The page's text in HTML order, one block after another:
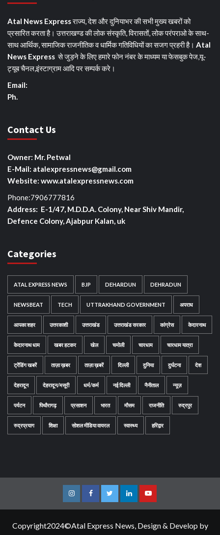
Atal News Expressराज्य, देश और दुनियाभर की सभी मुख्य खबरों को
प्रसारित करता है। उत्तराखण्ड की लोक संस्कृति, विरासतों, लोक परंपराओ के साथ-
साथ आर्थिक, सामाजिक राजनीतिक व धार्मिक गतिविधियों का सजग प्रहरी है। Atal
News Express से जुड़ने के लिए हमारे फोन नंबर के माध्यम या फेसबुक पेज,यू-
ट्यूब चैनल,इंस्टाग्राम आदि पर सम्पर्क करे।
Email:
Ph.
Contact Us
Owner: Mr. Petwal
E-Mail: atalexpressnews@gmail.com
Website: www.atalexpressnews.com
Phone:7906777816
Address: E-1/47, M.D.D.A. Colony, Near Shiv Mandir,
Defence Colony, Ajabpur Kalan, uk
Categories
ATAL EXPRESS NEWS BJP DEHARDUN DEHRADUN
NEWSBEAT TECH UTTRAKHAND GOVERNMENT अपराध
आपका शहर उत्तरकाशी उत्तराखंड उत्तराखंड सरकार कांग्रेस केदारनाथ
केदारनाथ धाम खबर हटकर खेल चमोली चारधाम चारधाम यात्रा
ट्रेंडिंग खबरें ताज़ा ख़बर ताज़ा ख़बरें दिल्ली दुनिया दुर्घटना देश
देहरादून देहरादून/मसूरी धर्म/कर्म नई दिल्ली नैनीताल न्यूज़
पर्यटन पिथौरागढ़ प्रसाशन भारत मौसम राजनीति रुद्रपुर
रुद्रप्रयाग शिक्षा सोशल मीडिया वायरल स्वास्थ्य हरिद्वार
InstagramFacebookTwitterLinkedinYoutube
Copyright2024©Atal Express News, Design & Develop by